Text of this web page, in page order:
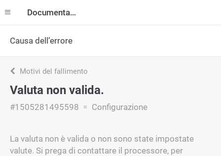
Documentazione
Causa dell’errore
Motivi del fallimento
Valuta non valida.
#1505281495598 Configurazione
La valuta non è valida o non sono state impostate
valute. Si prega di contattare il processore, per